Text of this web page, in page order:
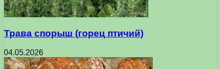
Трава спорыш (горец птичий)
04.05.2026